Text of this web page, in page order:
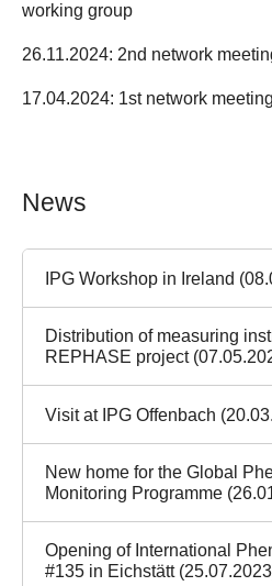
working group
26.11.2024: 2nd network
17.04.2024: 1st network meeting
News
IPG Workshop in Ireland
Distribution of measuring
REPHASE project
Visit at IPG Offenbach
New home for the Global
Monitoring Programme
Opening of International
#135 in Eichstätt